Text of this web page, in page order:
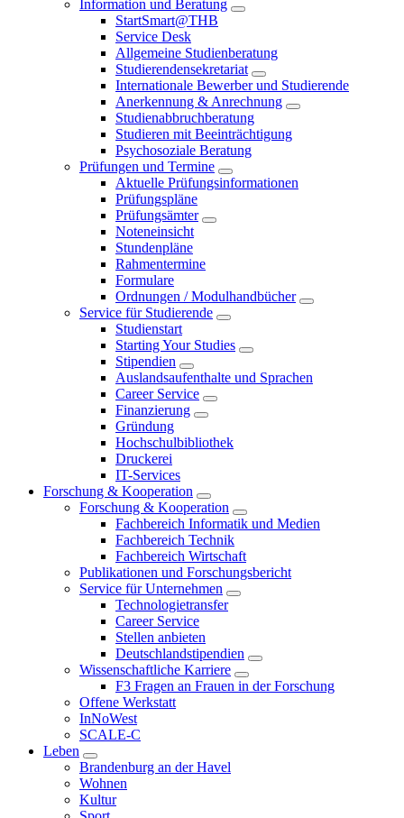
Information und Beratung
StartSmart@THB
Service Desk
Allgemeine Studienberatung
Studierendensekretariat
Internationale Bewerber und Studierende
Anerkennung & Anrechnung
Studienabbruchberatung
Studieren mit Beeinträchtigung
Psychosoziale Beratung
Prüfungen und Termine
Aktuelle Prüfungsinformationen
Prüfungspläne
Prüfungsämter
Noteneinsicht
Stundenpläne
Rahmentermine
Formulare
Ordnungen / Modulhandbücher
Service für Studierende
Studienstart
Starting Your Studies
Stipendien
Auslandsaufenthalte und Sprachen
Career Service
Finanzierung
Gründung
Hochschulbibliothek
Druckerei
IT-Services
Forschung & Kooperation
Forschung & Kooperation
Fachbereich Informatik und Medien
Fachbereich Technik
Fachbereich Wirtschaft
Publikationen und Forschungsbericht
Service für Unternehmen
Technologietransfer
Career Service
Stellen anbieten
Deutschlandstipendien
Wissenschaftliche Karriere
F3 Fragen an Frauen in der Forschung
Offene Werkstatt
InNoWest
SCALE-C
Leben
Brandenburg an der Havel
Wohnen
Kultur